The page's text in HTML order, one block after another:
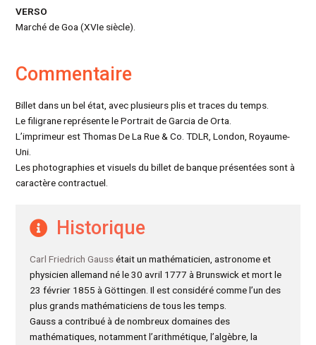
VERSO
Marché de Goa (XVIe siècle).
Commentaire
Billet dans un bel état, avec plusieurs plis et traces du temps.
Le filigrane représente le Portrait de Garcia de Orta.
L’imprimeur est Thomas De La Rue & Co. TDLR, London, Royaume-
Uni.
Les photographies et visuels du billet de banque présentées sont à
caractère contractuel.
Historique
Carl Friedrich Gaussétait un mathématicien, astronome et
physicien allemand né le 30 avril 1777 à Brunswick et mort le
23 février 1855 à Göttingen. Il est considéré comme l’un des
plus grands mathématiciens de tous les temps.
Gauss a contribué à de nombreux domaines des
mathématiques, notamment l’arithmétique, l’algèbre, la